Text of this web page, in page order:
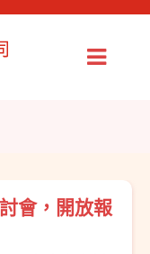
會，開放報